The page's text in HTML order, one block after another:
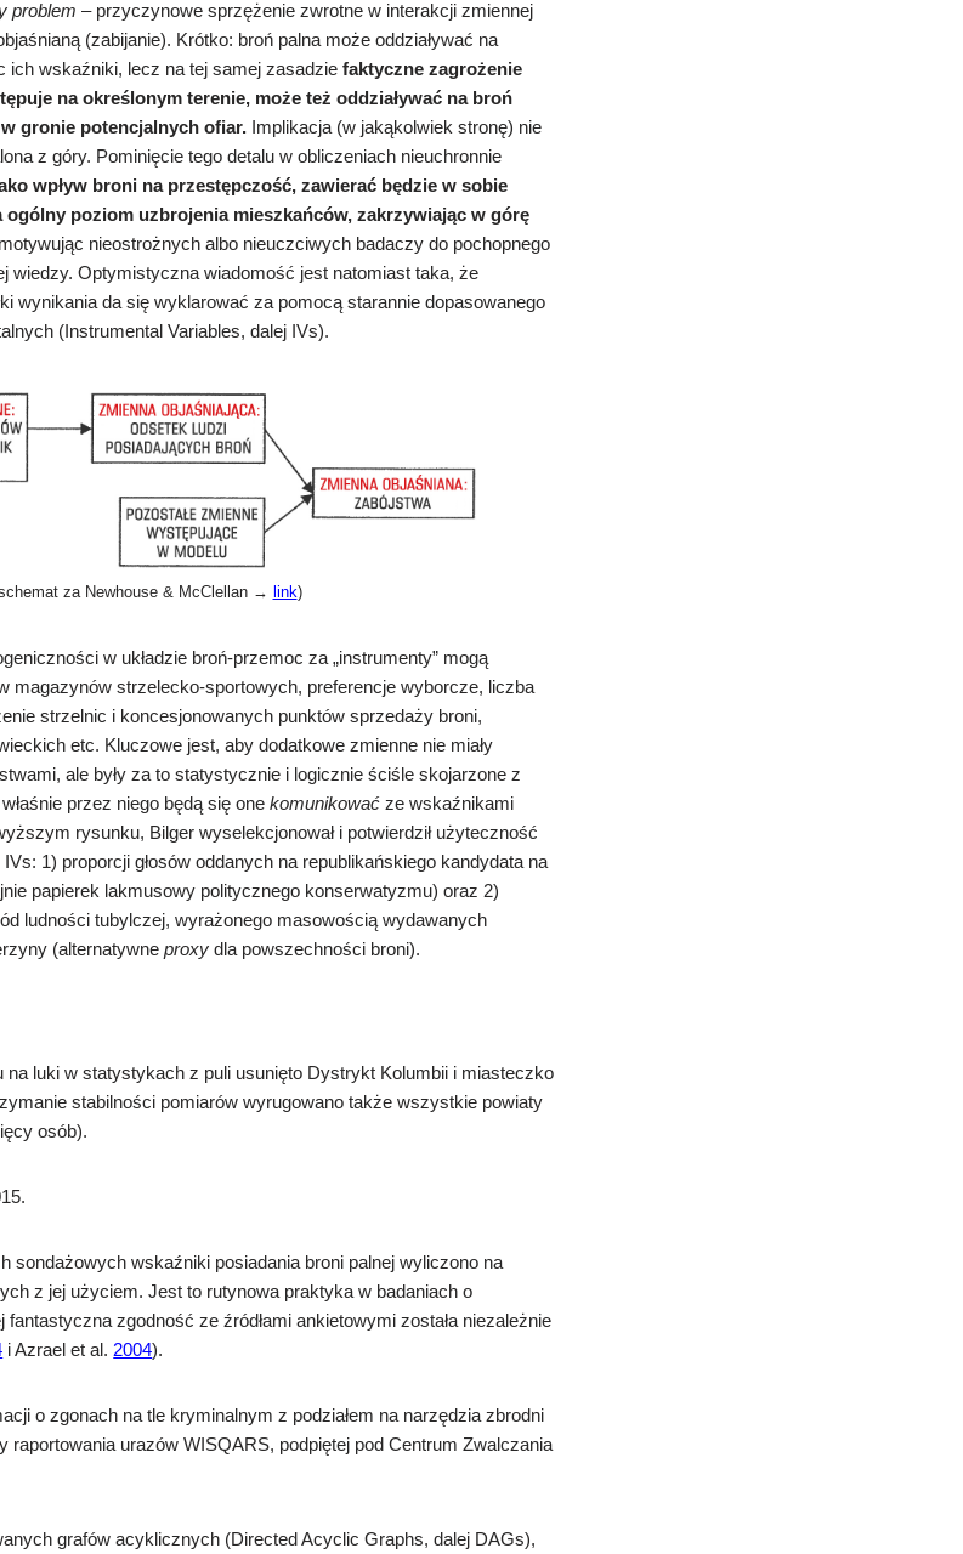
problem – przyczynowe sprzężenie zwrotne w interakcji zmiennej
(zabijanie). Krótko: broń palna może oddziaływać na
ich wskaźniki, lecz na tej samej zasadziefaktyczne zagrożenie
na określonym terenie, może też oddziaływać na broń
gronie potencjalnych ofiar. Implikacja (w jakąkolwiek stronę) nie
z góry. Pominięcie tego detalu w obliczeniach nieuchronnie
wpływ broni na przestępczość, zawierać będzie w sobie
ogólny poziom uzbrojenia mieszkańców, zakrzywiając w górę
nieostrożnych albo nieuczciwych badaczy do pochopnego
wiedzy.Optymistyczna wiadomość jest natomiast taka, że
wynikania da się wyklarować za pomocą starannie dopasowanego
(Instrumental Variables, dalej IVs).
za Newhouse & McClellan → link)
w układzie broń-przemoc za „instrumenty” mogą
magazynów strzelecko-sportowych, preferencje wyborcze, liczba
strzelnic i koncesjonowanych punktów sprzedaży broni,
etc. Kluczowe jest, aby dodatkowe zmienne nie miały
ale były za to statystycznie i logicznie ściśle skojarzone z
przez niego będą się onekomunikować ze wskaźnikami
rysunku, Bilger wyselekcjonował i potwierdził użyteczność
1) proporcji głosów oddanych na republikańskiego kandydata na
papierek lakmusowy politycznego konserwatyzmu) oraz 2)
ludności tubylczej, wyrażonego masowością wydawanych
(alternatywneproxy dla powszechności broni).
na luki w statystykach z puli usunięto Dystrykt Kolumbii i miasteczko
stabilności pomiarów wyrugowano także wszystkie powiaty
osób).
sondażowych wskaźniki posiadania broni palnej wyliczono na
z jej użyciem. Jest to rutynowa praktyka w badaniach o
zgodność ze źródłami ankietowymi została niezależnie
i Azrael et al. 2004).
o zgonach na tle kryminalnym z podziałem na narzędzia zbrodni
raportowania urazów WISQARS, podpiętej pod Centrum Zwalczania
grafów acyklicznych (Directed Acyclic Graphs, dalej DAGs),